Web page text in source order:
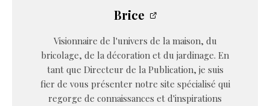
Brice
Visionnaire de l'univers de la maison, du
bricolage, de la décoration et du jardinage. En
tant que Directeur de la Publication, je suis
fier de vous présenter notre site spécialisé qui
regorge de connaissances et d'inspirations